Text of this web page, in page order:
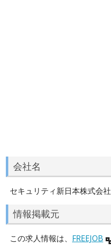
会社名
セキュリティ新日本株式会社
情報掲載元
この求人情報は、 FREEJOB